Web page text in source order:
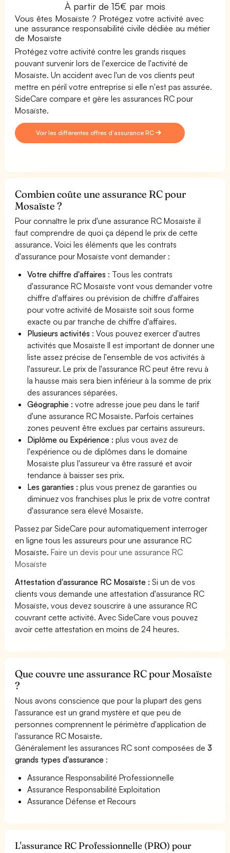
À partir de 15€ par mois
Vous êtes Mosaïste ? Protégez votre activité avec
une assurance responsabilité civile dédiée au métier
de Mosaïste
Protégez votre activité contre les grands risques
pouvant survenir lors de l'exercice de l'activité de
Mosaïste. Un accident avec l'un de vos clients peut
mettre en péril votre entreprise si elle n'est pas assurée.
SideCare compare et gère les assurances RC pour
Mosaïste.
Voir les différentes offres d'assurance RC
Combien coûte une assurance RC pour
Mosaïste ?
Pour connaître le prix d'une assurance RC Mosaïste il
faut comprendre de quoi ça dépend le prix de cette
assurance. Voici les éléments que les contrats
d'assurance pour Mosaïste vont demander :
Votre chiffre d'affaires : Tous les contrats
d'assurance RC Mosaïste vont vous demander votre
chiffre d'affaires ou prévision de chiffre d'affaires
pour votre activité de Mosaïste soit sous forme
exacte ou par tranche de chiffre d'affaires.
Plusieurs activités : Vous pouvez exercer d'autres
activités que Mosaïste Il est important de donner une
liste assez précise de l'ensemble de vos activités à
l'assureur. Le prix de l'assurance RC peut être revu à
la hausse mais sera bien inférieur à la somme de prix
des assurances séparées.
Géographie :votre adresse joue peu dans le tarif
d'une assurance RC Mosaïste. Parfois certaines
zones peuvent être exclues par certains assureurs.
Diplôme ou Expérience :plus vous avez de
l'expérience ou de diplômes dans le domaine
Mosaïste plus l'assureur va être rassuré et avoir
tendance à baisser ses prix.
Les garanties :plus vous prenez de garanties ou
diminuez vos franchises plus le prix de votre contrat
d'assurance sera élevé Mosaïste.
Passez par SideCare pour automatiquement interroger
en ligne tous les assureurs pour une assurance RC
Mosaïste.Faire un devis pour une assurance RC
Mosaïste
Attestation d'assurance RC Mosaïste : Si un de vos
clients vous demande une attestation d'assurance RC
Mosaïste, vous devez souscrire à une assurance RC
couvrant cette activité. Avec SideCare vous pouvez
avoir cette attestation en moins de 24 heures.
Que couvre une assurance RC pour Mosaïste
?
Nous avons conscience que pour la plupart des gens
l'assurance est un grand mystère et que peu de
personnes comprennent le périmètre d'application de
l'assurance RC Mosaïste.
Généralement les assurances RC sont composées de3
grands types d'assurance :
Assurance Responsabilité Professionnelle
Assurance Responsabilité Exploitation
Assurance Défense et Recours
L'assurance RC Professionnelle (PRO) pour